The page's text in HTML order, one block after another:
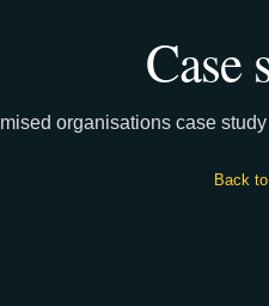
Case
organisations case
Back